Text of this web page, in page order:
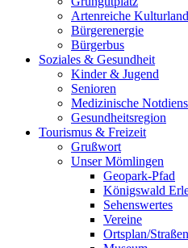
Artenreiche
Bürgerenergie
Bürgerbus
Soziales & Gesundheit
Kinder & Jugend
Senioren
Medizinische
Gesundheitsregion
Tourismus & Freizeit
Grußwort
Unser Mömlingen
Geopark-Pfad
Königswald
Sehenswertes
Vereine
Ortsplan/